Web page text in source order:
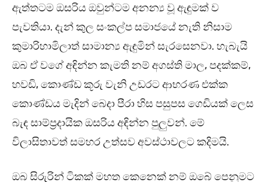
ඇත්තටම ඔසරිය ඔවුන්ටම අනන්‍ය වූ ඇඳුමක් ව
පැවතියා. දැන් කුල සංකල්ප සමාජයේ නැති නිසාම
කුමාරිහාමිලාත් සාමාන්‍ය ඇඳුමින් සැරසෙනවා. හැබැයි
ඔබ ඒ වගේ අඳින්න කැමති නම් අගස්ති මාල, පදක්කම්,
හවඩි, කොණ්ඩ කූරු වැනි උඩරට ආභරණ එක්ක
කොණ්ඩය මැදින් බෙදා පීරා හිස පසුපස ගෙඩියක් ලෙස
බැඳ සාම්ප්‍රදායික ඔසරිය අඳින්න පුලුවන්. මේ
විලාසිතාවත් සමහර උත්සව අවස්ථාවලට කදිමයි.
ඔබ සිරුරින් ටිකක් මහත කෙනෙක් නම් ඔබේ පෙනුමට